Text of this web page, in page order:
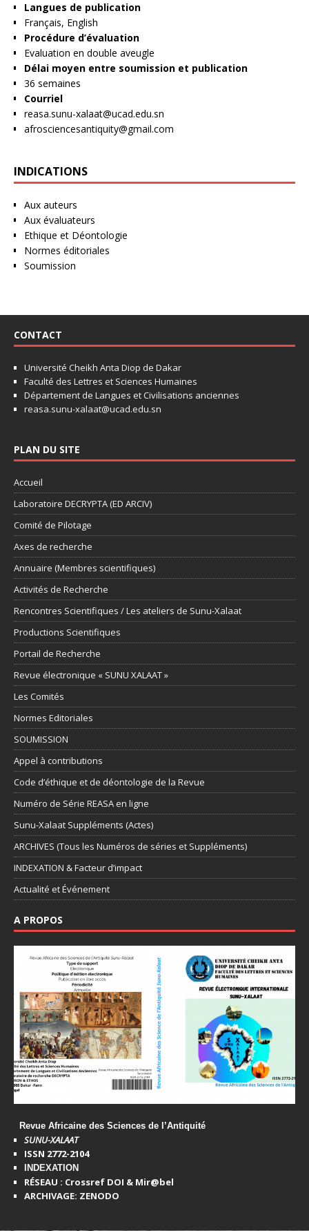
Langues de publication
Français, English
Procédure d’évaluation
Evaluation en double aveugle
Délai moyen entre soumission et publication
36 semaines
Courriel
reasa.sunu-xalaat@ucad.edu.sn
afrosciencesantiquity@gmail.com
INDICATIONS
Aux auteurs
Aux évaluateurs
Ethique et Déontologie
Normes éditoriales
Soumission
CONTACT
Université Cheikh Anta Diop de Dakar
Faculté des Lettres et Sciences Humaines
Département de Langues et Civilisations anciennes
reasa.sunu-xalaat@ucad.edu.sn
PLAN DU SITE
Accueil
Laboratoire DECRYPTA (ED ARCIV)
Comité de Pilotage
Axes de recherche
Annuaire (Membres scientifiques)
Activités de Recherche
Rencontres Scientifiques / Les ateliers de Sunu-Xalaat
Productions Scientifiques
Portail de Recherche
Revue électronique « SUNU XALAAT »
Les Comités
Normes Editoriales
SOUMISSION
Appel à contributions
Code d’éthique et de déontologie de la Revue
Numéro de Série REASA en ligne
Sunu-Xalaat Suppléments (Actes)
ARCHIVES (Tous les Numéros de séries et Suppléments)
INDEXATION & Facteur d’impact
Actualité et Événement
A PROPOS
Revue Africaine des Sciences de l’Antiquité
SUNU-XALAAT
ISSN 2772-2104
INDEXATION
RÉSEAU : Crossref DOI & Mir@bel
ARCHIVAGE: ZENODO